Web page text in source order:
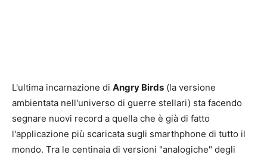
L'ultima incarnazione di Angry Birds (la versione
ambientata nell'universo di guerre stellari) sta facendo
segnare nuovi record a quella che è già di fatto
l'applicazione più scaricata sugli smarthphone di tutto il
mondo. Tra le centinaia di versioni "analogiche" degli